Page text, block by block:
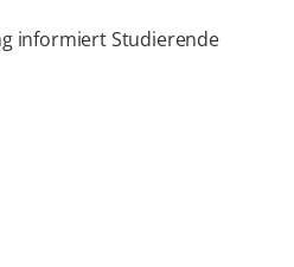
informiert Studierende